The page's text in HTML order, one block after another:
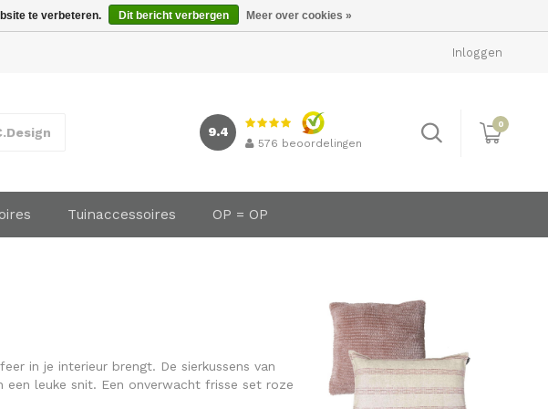
Inloggen
9.4
576 beoordelingen
0
Tuinaccessoires OP = OP
in je interieur brengt. De sierkussens van
leuke snit. Een onverwacht frisse set roze
te verbeteren. Dit bericht verbergen Meer over cookies »